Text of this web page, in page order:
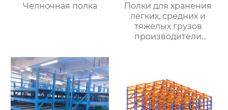
Челночная полка
Полки для хранения
легких, средних и
тяжелых грузов
производители
среднего размера
съемные стеллажи